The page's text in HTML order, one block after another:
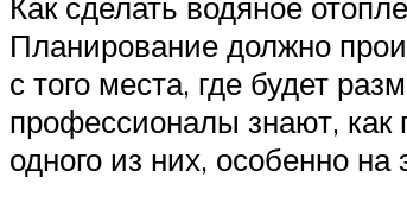
Планирование должно
с того места, где будет
профессионалы знают, как
одного из них, особенно